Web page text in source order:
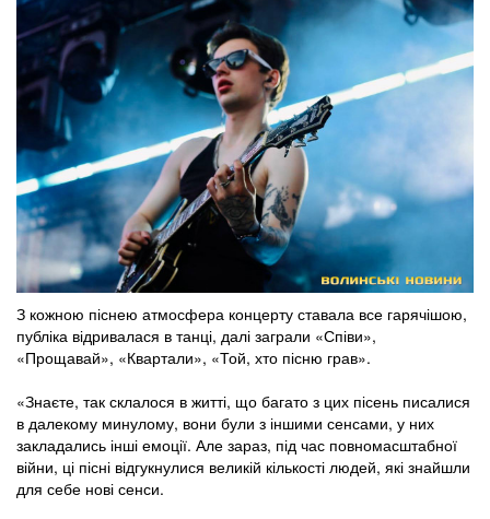
З кожною піснею атмосфера концерту ставала все гарячішою,
публіка відривалася в танці, далі заграли «Співи»,
«Прощавай», «Квартали», «Той, хто пісню грав».
«Знаєте, так склалося в житті, що багато з цих пісень писалися
в далекому минулому, вони були з іншими сенсами, у них
закладались інші емоції. Але зараз, під час повномасштабної
війни, ці пісні відгукнулися великій кількості людей, які знайшли
для себе нові сенси.